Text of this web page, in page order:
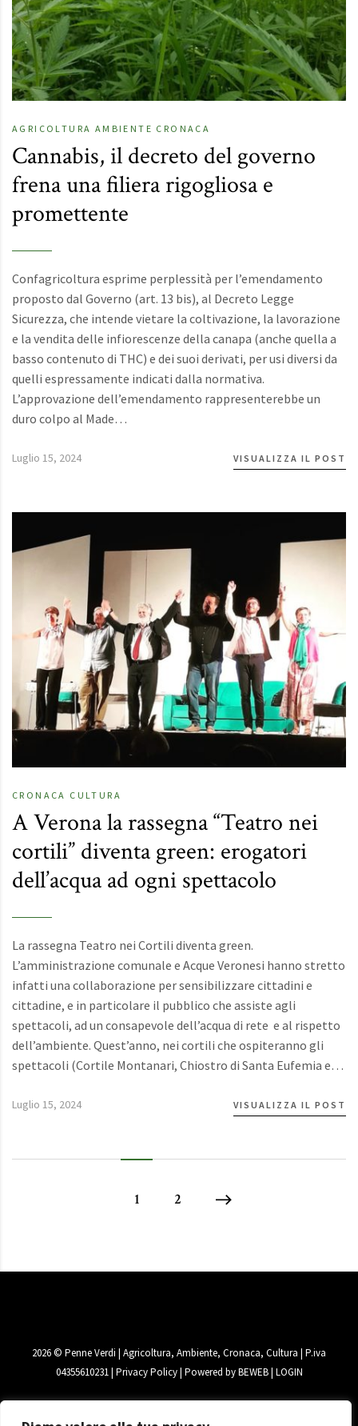
AGRICOLTURA AMBIENTE CRONACA
Cannabis, il decreto del governo
frena una filiera rigogliosa e
promettente
Confagricoltura esprime perplessità per l’emendamento
proposto dal Governo (art. 13 bis), al Decreto Legge
Sicurezza, che intende vietare la coltivazione, la lavorazione
e la vendita delle infiorescenze della canapa (anche quella a
basso contenuto di THC) e dei suoi derivati, per usi diversi da
quelli espressamente indicati dalla normativa.
L’approvazione dell’emendamento rappresenterebbe un
duro colpo al Made…
Luglio 15, 2024 VISUALIZZA IL POST
CRONACA CULTURA
A Verona la rassegna “Teatro nei
cortili” diventa green: erogatori
dell’acqua ad ogni spettacolo
La rassegna Teatro nei Cortili diventa green.
L’amministrazione comunale e Acque Veronesi hanno stretto
infatti una collaborazione per sensibilizzare cittadini e
cittadine, e in particolare il pubblico che assiste agli
spettacoli, ad un consapevole dell’acqua di rete e al rispetto
dell’ambiente. Quest’anno, nei cortili che ospiteranno gli
spettacoli (Cortile Montanari, Chiostro di Santa Eufemia e…
Luglio 15, 2024 VISUALIZZA IL POST
1 2
2026© Penne Verdi | Agricoltura, Ambiente, Cronaca, Cultura | P.iva
04355610231 | Privacy Policy| Powered byBEWEB| LOGIN